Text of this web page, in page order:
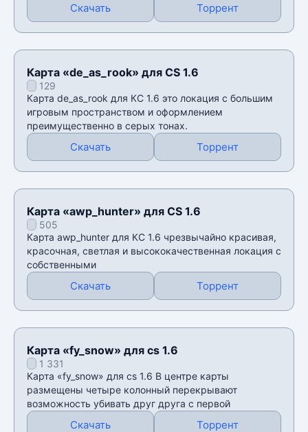
Скачать Торрент
Карта «de_as_rook» для CS 1.6
129
Карта de_as_rook для КС 1.6 это локация с большим
игровым пространством и оформлением
преимущественно в серых тонах.
Скачать Торрент
Карта «awp_hunter» для CS 1.6
505
Карта awp_hunter для КС 1.6 чрезвычайно красивая,
красочная, светлая и высококачественная локация с
собственными
Скачать Торрент
Карта «fy_snow» для cs 1.6
1 331
Карта «fy_snow» для cs 1.6 В центре карты
размещены четыре колонный перекрывают
возможность убивать друг друга с первой
Скачать Торрент